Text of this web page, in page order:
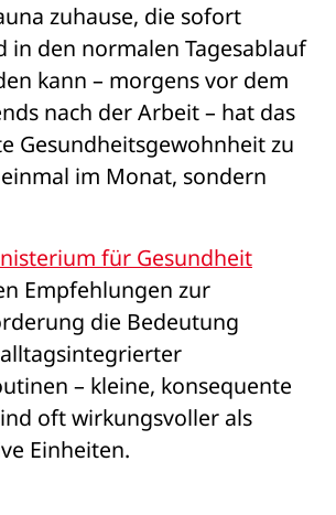
zuhause, die sofort
in den normalen Tagesablauf
kann – morgens vor dem
nach der Arbeit – hat das
Gesundheitsgewohnheit zu
im Monat, sondern
für Gesundheit
Empfehlungen zur
rderung die Bedeutung
– kleine, konsequente
oft wirkungsvoller als
Einheiten.